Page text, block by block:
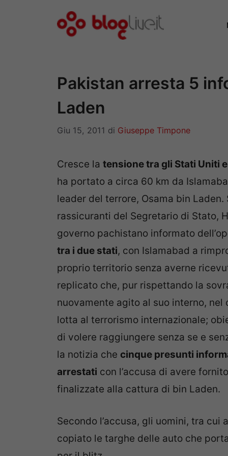
Pakistan arresta 5
Laden
Giu 15, 2011 di Giuseppe Timpone
Cresce la tensione tra gli Stati Uniti
ha portato a circa 60 km da
leader del terrore, Osama bin
rassicuranti del Segretario di Stato,
governo pachistano informato
tra i due stati, con Islamabad a
proprio territorio senza averne
replicato che, pur rispettando la
nuovamente agito al suo interno,
lotta al terrorismo internazionale;
di volere raggiungere senza se e
la notizia che cinque presunti
arrestati con l’accusa di avere
finalizzate alla cattura di bin Laden.
Secondo l’accusa, gli uomini, tra cui
copiato le targhe delle auto che